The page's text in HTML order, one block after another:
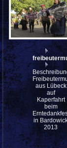
aus Lübeck
auf
Kaperfahrt
beim
in
2013